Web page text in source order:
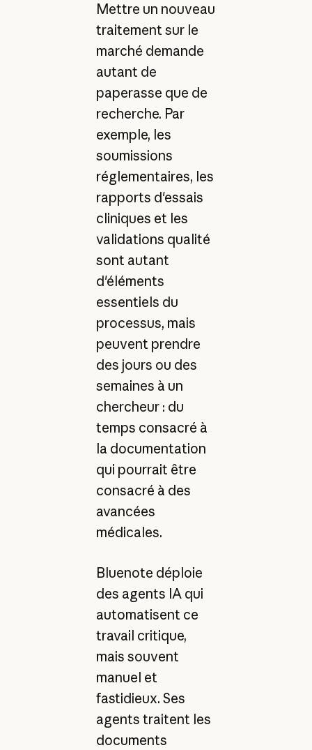
Mettre un nouveau
traitement sur le
marché demande
autant de
paperasse que de
recherche. Par
exemple, les
soumissions
réglementaires, les
rapports d'essais
cliniques et les
validations qualité
sont autant
d'éléments
essentiels du
processus, mais
peuvent prendre
des jours ou des
semaines à un
chercheur : du
temps consacré à
la documentation
qui pourrait être
consacré à des
avancées
médicales.
Bluenote déploie
des agents IA qui
automatisent ce
travail critique,
mais souvent
manuel et
fastidieux. Ses
agents traitent les
documents